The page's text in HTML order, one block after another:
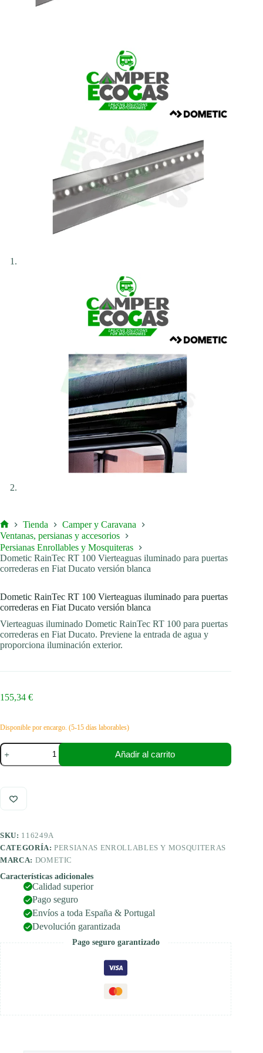
Inicio
Tienda
Camper y Caravana
Ventanas, persianas y accesorios
Persianas Enrollables y Mosquiteras
Dometic RainTec RT 100 Vierteaguas iluminado para puertas
correderas en Fiat Ducato versión blanca
Dometic RainTec RT 100 Vierteaguas iluminado para puertas
correderas en Fiat Ducato versión blanca
Vierteaguas iluminado Dometic RainTec RT 100 para puertas
correderas en Fiat Ducato. Previene la entrada de agua y
proporciona iluminación exterior.
155,34 €
Disponible por encargo. (5-15 días laborables)
Dometic
RainTec
RT
Vierteaguas
iluminado
para
en
Fiat
Ducato
blanca
cantidad
Añadir al carrito
SKU: 116249A
CATEGORÍA:PERSIANAS ENROLLABLES Y MOSQUITERAS
MARCA: DOMETIC
Características adicionales
Calidad superior
Pago seguro
Envíos a toda España & Portugal
Devolución garantizada
Pago seguro garantizado